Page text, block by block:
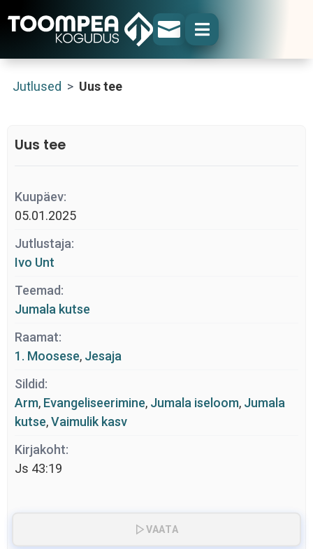
 
Jutlused > Uus tee
Uus tee
Kuupäev:
05.01.2025
Jutlustaja:
Ivo Unt
Teemad:
Jumala kutse
Raamat:
1. Moosese, Jesaja
Sildid:
Arm, Evangeliseerimine, Jumala iseloom, Jumala
kutse,Vaimulik kasv
Kirjakoht:
Js 43:19
VAATA